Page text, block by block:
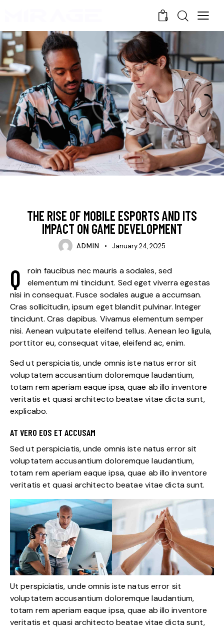
0
THE RISE OF MOBILE ESPORTS AND ITS
IMPACT ON GAME DEVELOPMENT
ADMIN January 24, 2025
Q
roin faucibus nec mauris a sodales, sed
elementum mi tincidunt. Sed eget viverra egestas
nisi in consequat. Fusce sodales augue a accumsan.
Cras sollicitudin, ipsum eget blandit pulvinar. Integer
tincidunt. Cras dapibus. Vivamus elementum semper
nisi. Aenean vulputate eleifend tellus. Aenean leo ligula,
porttitor eu, consequat vitae, eleifend ac, enim.
Sed ut perspiciatis, unde omnis iste natus error sit
voluptatem accusantium doloremque laudantium,
totam rem aperiam eaque ipsa, quae ab illo inventore
veritatis et quasi architecto beatae vitae dicta sunt,
explicabo.
AT VERO EOS ET ACCUSAM
Sed ut perspiciatis, unde omnis iste natus error sit
voluptatem accusantium doloremque laudantium,
totam rem aperiam eaque ipsa, quae ab illo inventore
veritatis et quasi architecto beatae vitae dicta sunt.
Ut perspiciatis, unde omnis iste natus error sit
voluptatem accusantium doloremque laudantium,
totam rem aperiam eaque ipsa, quae ab illo inventore
veritatis et quasi architecto beatae vitae dicta sunt,